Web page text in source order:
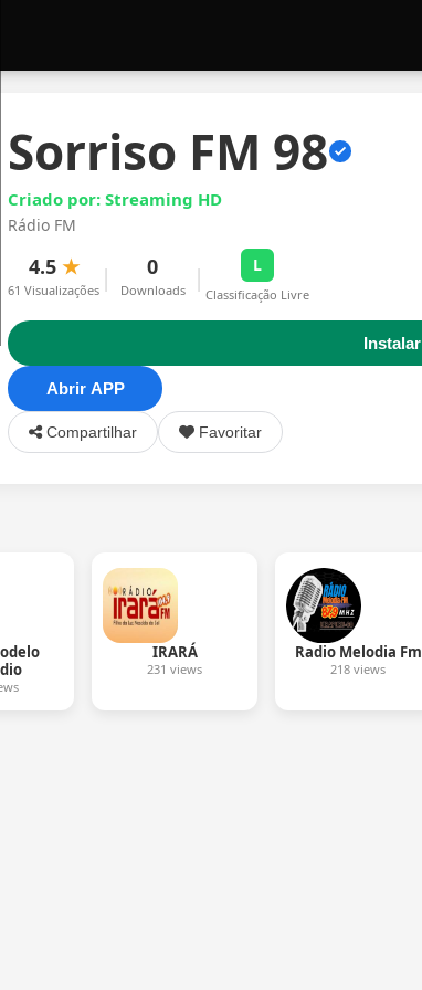
Sorriso FM 98
Criado por: Streaming HD
Rádio FM
4.5 ★
61 Visualizações | 0
Downloads | L
Classificação Livre
Instalar
Abrir APP
Compartilhar Favoritar
IRARÁ
231 views
Radio Melodia Fm
218 views